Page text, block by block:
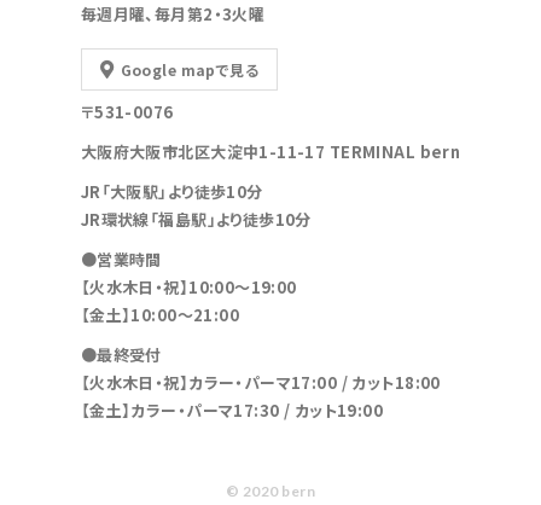
毎週月曜、毎月第2・3火曜
Google mapで見る
〒531-0076
大阪府大阪市北区大淀中1-11-17 TERMINAL bern
JR「大阪駅」より徒歩10分
JR環状線「福島駅」より徒歩10分
●営業時間
【火水木日・祝】10:00～19:00
【金土】10:00〜21:00
●最終受付
【火水木日・祝】カラー・パーマ17:00 / カット18:00
【金土】カラー・パーマ17:30 / カット19:00
© 2020 bern